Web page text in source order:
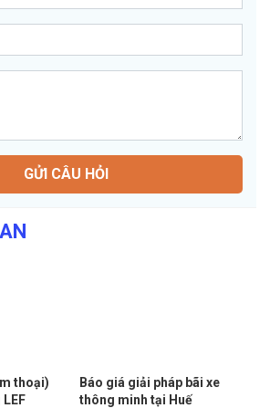
GỬI CÂU HỎI
thoại)
Báo giá giải pháp bãi xe
thông minh tại Huế